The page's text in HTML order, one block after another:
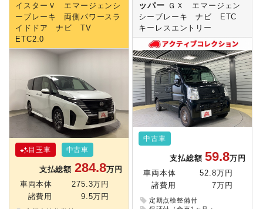
イスターＶ エマージェンシ
ーブレーキ 両側パワースラ
イドドア ナビ TV
ETC2.0
目玉車 中古車
支払総額 284.8万円
車両本体
275.3万円
諸費用
9.5万円
ッパー
ＧＸ エマージェン
シーブレーキ ナビ ETC
キーレスエントリー
中古車
支払総額59.8万円
車両本体
52.8万円
諸費用
7万円
定期点検整備付